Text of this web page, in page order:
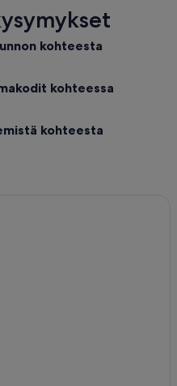
kohteesta
kohteessa
kohteesta